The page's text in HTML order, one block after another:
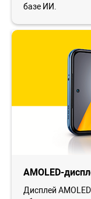
базе ИИ.
AMOLED-
Дисплей